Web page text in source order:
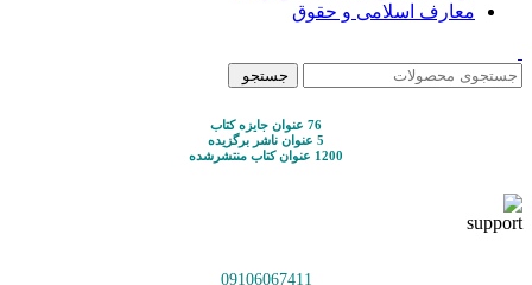
معارف اسلامی و حقوق
جستجو
76 عنوان جایزه کتاب
5 عنوان ناشر برگزیده
1200 عنوان کتاب منتشرشده
09106067411